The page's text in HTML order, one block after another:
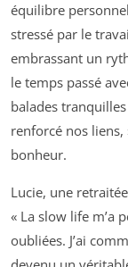
équilibre
stressé par le
embrassant un
le temps passé
balades
renforcé nos
bonheur.
Lucie, une
« La slow life m’a
oubliées. J’ai